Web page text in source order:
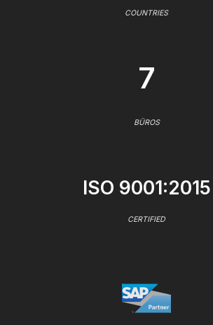
COUNTRIES
7
BÜROS
ISO 9001:2015
CERTIFIED